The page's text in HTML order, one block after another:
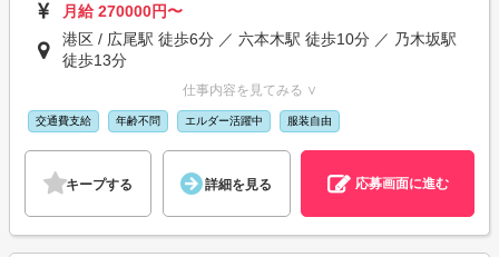
月給 270000円〜
港区 / 広尾駅 徒歩6分 ／ 六本木駅 徒歩10分 ／ 乃木坂駅
徒歩13分
仕事内容を見てみる ∨
交通費支給 年齢不問 エルダー活躍中 服装自由
キープする 詳細を見る 応募画面に進む